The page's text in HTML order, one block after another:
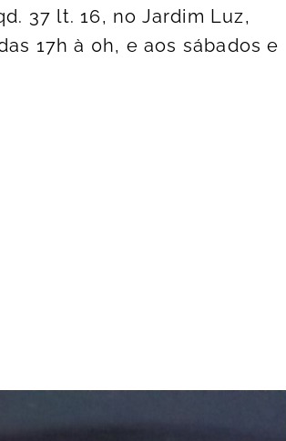
37 lt. 16, no Jardim Luz,
17h à 0h, e aos sábados e